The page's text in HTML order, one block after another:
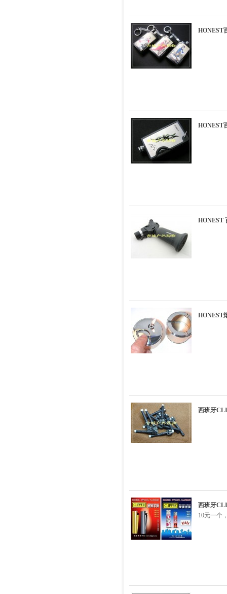
HONEST
HONEST
HONEST
HONEST
西班牙
西班牙
10元一个